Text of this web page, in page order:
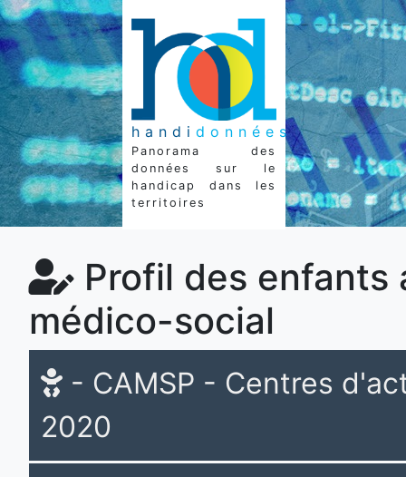
handi données
Panorama des
données sur le
handicap dans les
territoires
Profil des enfants
médico-social
- CAMSP - Centres
2020